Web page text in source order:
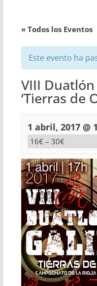
« Todos los Eventos
Este evento ha
VIII
‘Tierras de
1 abril, 2017 @
16€ – 30€